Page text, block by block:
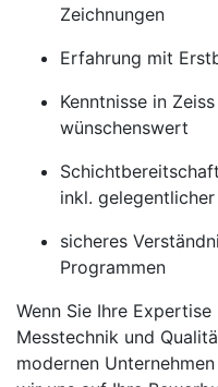
Zeichnungen
Erfahrung mit
Kenntnisse in
wünschenswert
inkl.
sicheres
Programmen
Wenn Sie Ihre
Messtechnik und
modernen